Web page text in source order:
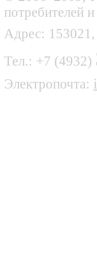
потребителей
Адрес: 153021,
Тел.: +7 (4932)
Электропочта: